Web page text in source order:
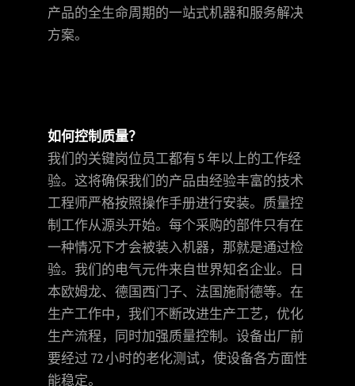
产品的全生命周期的一站式机器和服务解决
方案。
如何控制质量？
我们的关键岗位员工都有 5 年以上的工作经
验。这将确保我们的产品由经验丰富的技术
工程师严格按照操作手册进行安装。质量控
制工作从源头开始。每个采购的部件只有在
一种情况下才会被装入机器，那就是通过检
验。我们的电气元件来自世界知名企业。日
本欧姆龙、德国西门子、法国施耐德等。在
生产工作中，我们不断改进生产工艺，优化
生产流程，同时加强质量控制。设备出厂前
要经过 72 小时的老化测试，使设备各方面性
能稳定。